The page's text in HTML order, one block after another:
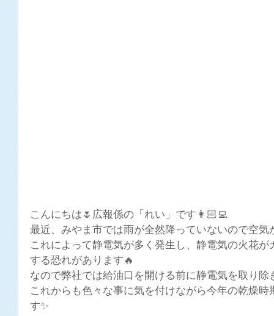
こんにちは🌷広報係の「れい」です👩🏻‍💻
最近、みやま市では雨が全然降っていないので空
これによって静電気が多く発生し、静電気の火花
する恐れがあります🔥
なので弊社では給油口を開ける前に静電気を取り除
これからも色々な事に気を付けながら今年の乾燥
す✨